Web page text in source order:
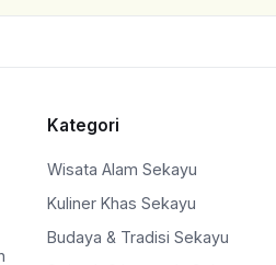
Kategori
Wisata Alam Sekayu
Kuliner Khas Sekayu
Budaya & Tradisi Sekayu